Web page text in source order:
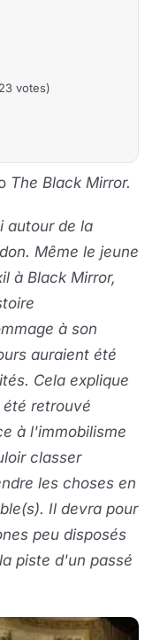
votes)
The Black Mirror.
autour de la
Même le jeune
à Black Mirror,
à son
auraient été
Cela explique
retrouvé
à l'immobilisme
classer
les choses en
Il devra pour
peu disposés
piste d'un passé